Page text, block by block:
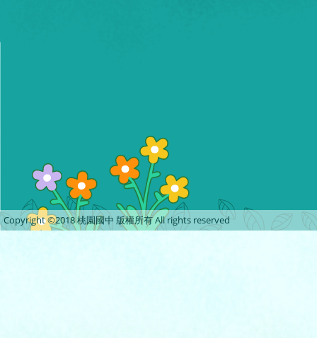
Copyright ©2018 桃園國中 版權所有 All rights reserved